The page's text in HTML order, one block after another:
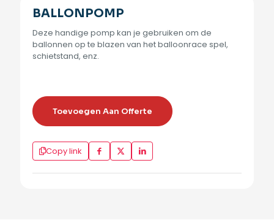
BALLONPOMP
Deze handige pomp kan je gebruiken om de
ballonnen op te blazen van het balloonrace spel,
schietstand, enz.
Toevoegen Aan Offerte
Copy link